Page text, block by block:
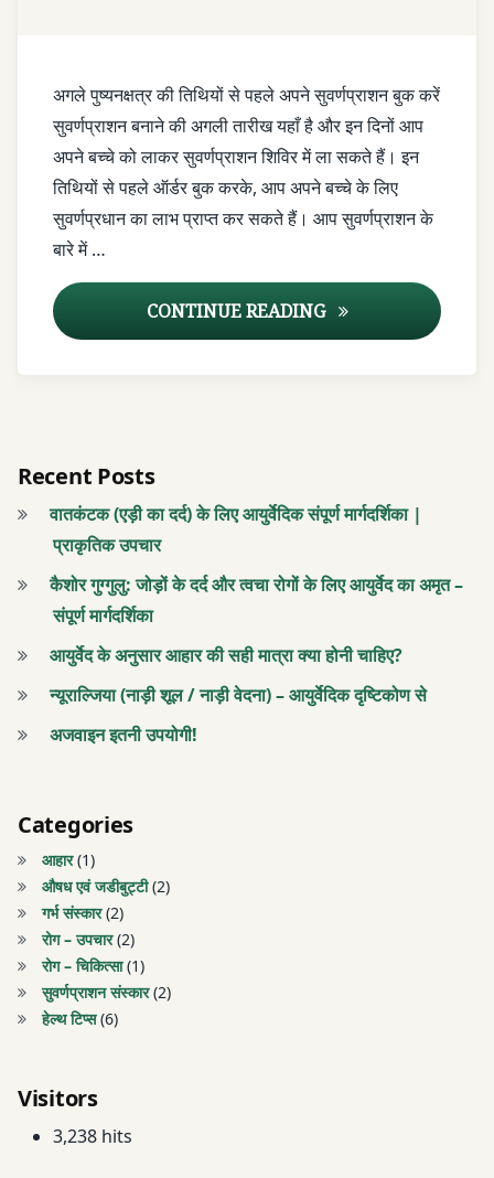
अगले पुष्यनक्षत्र की तिथियों से पहले अपने सुवर्णप्राशन बुक करें
सुवर्णप्राशन बनाने की अगली तारीख यहाँ है और इन दिनों आप
अपने बच्चे को लाकर सुवर्णप्राशन शिविर में ला सकते हैं। इन
तिथियों से पहले ऑर्डर बुक करके, आप अपने बच्चे के लिए
सुवर्णप्रधान का लाभ प्राप्त कर सकते हैं। आप सुवर्णप्राशन के
बारे में …
CONTINUE READING सुवर्णप्राशन पुष्य नक्षत्र
NAXTRA
SUVARNAPRASHAN
SVARNA
PRASHAN
BINDU
PRAS
आयुर्वेद
आयुर्वेद
टीकाकरण
आयुर्वेद
प्रतिरक्षा
बढ़ाने
वाला
आयुर्वेदिक
आयुर्वेदिक
सोने की
बूंदें
इम्युनिटी
में सुधार
इम्यूनिटी
घी
शहद
तिथि
Recent Posts
वातकंटक (एड़ी का दर्द) के लिए आयुर्वेदिक संपूर्ण मार्गदर्शिका |
प्राकृतिक उपचार
कैशोर गुग्गुलु: जोड़ों के दर्द और त्वचा रोगों के लिए आयुर्वेद का अमृत –
संपूर्ण मार्गदर्शिका
आयुर्वेद के अनुसार आहार की सही मात्रा क्या होनी चाहिए?
न्यूराल्जिया (नाड़ी शूल / नाड़ी वेदना) – आयुर्वेदिक दृष्टिकोण से
अजवाइन इतनी उपयोगी!
Categories
आहार(1)
औषध एवं जडीबुट्टी(2)
गर्भ संस्कार(2)
रोग – उपचार(2)
रोग – चिकित्सा(1)
सुवर्णप्राशन संस्कार(2)
हेल्थ टिप्स(6)
Visitors
3,238 hits